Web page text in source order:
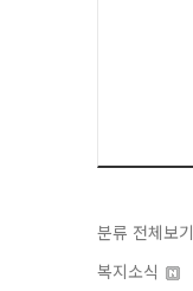
분류 전체보기
복지소식